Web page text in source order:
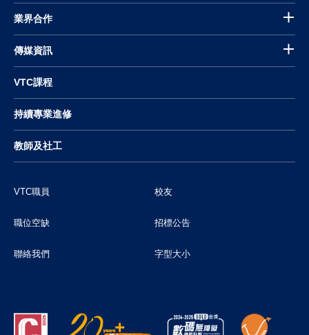
業界合作
傳媒資訊
VTC課程
持續專業進修
教師及社工
VTC職員 校友
職位空缺 招標公告
聯絡我們 字型大小